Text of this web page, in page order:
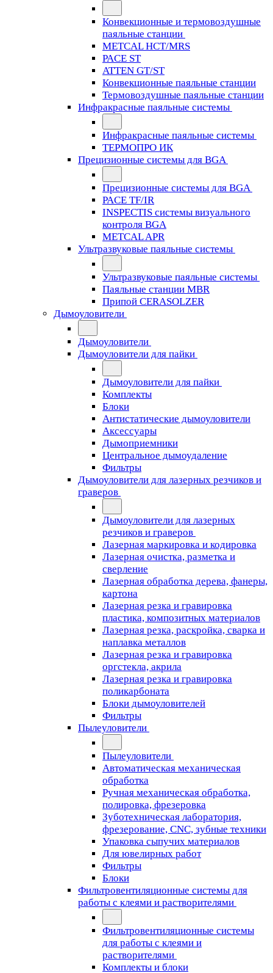
Конвекционные и термовоздушные
паяльные станции
METCAL HCT/MRS
PACE ST
ATTEN GT/ST
Конвекционные паяльные станции
Термовоздушные паяльные станции
Инфракрасные паяльные системы
Инфракрасные паяльные системы
ТЕРМОПРО ИК
Прецизионные системы для BGA
Прецизионные системы для BGA
PACE TF/IR
INSPECTIS системы визуального
контроля BGA
METCAL APR
Ультразвуковые паяльные системы
Ультразвуковые паяльные системы
Паяльные станции MBR
Припой CERASOLZER
Дымоуловители
Дымоуловители
Дымоуловители для пайки
Дымоуловители для пайки
Комплекты
Блоки
Антистатические дымоуловители
Аксессуары
Дымоприемники
Центральное дымоудаление
Фильтры
Дымоуловители для лазерных резчиков и
граверов
Дымоуловители для лазерных
резчиков и граверов
Лазерная маркировка и кодировка
Лазерная очистка, разметка и
сверление
Лазерная обработка дерева, фанеры,
картона
Лазерная резка и гравировка
пластика, композитных материалов
Лазерная резка, раскройка, сварка и
наплавка металлов
Лазерная резка и гравировка
оргстекла, акрила
Лазерная резка и гравировка
поликарбоната
Блоки дымоуловителей
Фильтры
Пылеуловители
Пылеуловители
Автоматическая механическая
обработка
Ручная механическая обработка,
полировка, фрезеровка
Зуботехническая лаборатория,
фрезерование, CNC, зубные техники
Упаковка сыпучих материалов
Для ювелирных работ
Фильтры
Блоки
Фильтровентиляционные системы для
работы с клеями и растворителями
Фильтровентиляционные системы
для работы с клеями и
растворителями
Комплекты и блоки